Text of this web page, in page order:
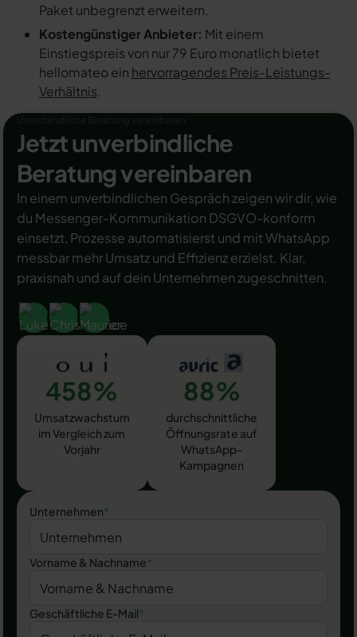
Paket unbegrenzt erweitern.
Kostengünstiger Anbieter: Mit einem
Einstiegspreis von nur 79 Euro monatlich bietet
hellomateo ein hervorragendes Preis-Leistungs-
Verhältnis.
Jetzt unverbindliche
Beratung vereinbaren
In einem unverbindlichen Gespräch zeigen wir dir, wie
du Messenger-Kommunikation DSGVO-konform
einsetzt, Prozesse automatisierst und mit WhatsApp
messbar mehr Umsatz und Effizienz erzielst. Klar,
praxisnah und auf dein Unternehmen zugeschnitten.
458%
Umsatzwachstum
im Vergleich zum
Vorjahr
88%
durchschnittliche
Öffnungsrate auf
WhatsApp-
Kampagnen
Unternehmen*
Vorname & Nachname*
Geschäftliche E-Mail*